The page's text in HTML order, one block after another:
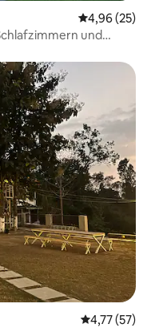
4,96 (25)
und
4,77 (57)